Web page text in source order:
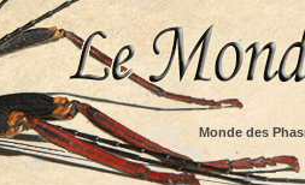
Monde des